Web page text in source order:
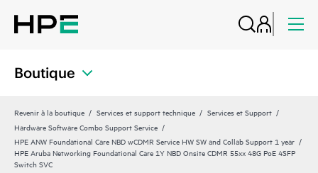
Boutique
Revenir à la boutique Services et support technique
Services et Support
Hardware Software Combo Support Service
HPE ANW Foundational Care NBD wCDMR Service HW SW and Collab Support 1 year
HPE Aruba Networking Foundational Care 1Y NBD Onsite CDMR 55xx 48G PoE 4SFP
Switch SVC